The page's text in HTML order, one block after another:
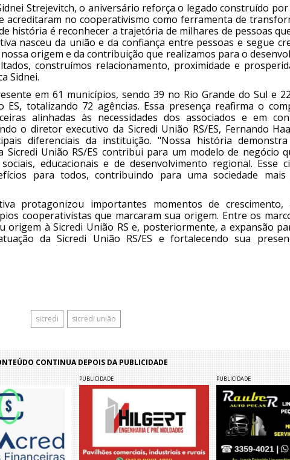
Strejevitch, o aniversário reforça o legado construído
acreditaram no cooperativismo como ferramenta de
história é reconhecer a trajetória de milhares de pessoas
nasceu da união e da confiança entre pessoas e segue
origem e da contribuição que realizamos para o
construímos relacionamento, proximidade e
Sidnei.
em 61 municípios, sendo 39 no Rio Grande do Sul e
totalizando 72 agências. Essa presença reafirma o
alinhadas às necessidades dos associados e em
o diretor executivo da Sicredi União RS/ES, Fernando
diferenciais da instituição. "Nossa história
Sicredi União RS/ES contribui para um modelo de negócio
educacionais e de desenvolvimento regional. Esse
para todos, contribuindo para uma sociedade
protagonizou importantes momentos de crescimento,
cooperativistas que marcaram sua origem. Entre os
origem à Sicredi União RS e, posteriormente, a expansão
da Sicredi União RS/ES e fortalecendo sua
sicredi sicredi união
CONTINUA DEPOIS DA PUBLICIDADE
PUBLICIDADE PUBLICIDADE